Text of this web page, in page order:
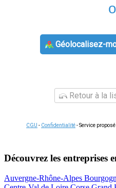
Géolocalisez-
Retour à la
CGU - Confidentialité- Service
Découvrez les entreprises
Auvergne-Rhône-Alpes